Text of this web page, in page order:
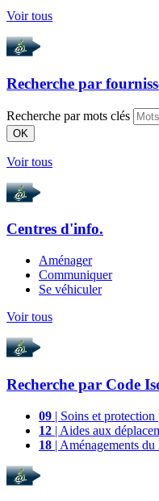
Voir tous
Recherche par
Recherche par mots clés
OK
Voir tous
Centres d'info.
Aménager
Communiquer
Se véhiculer
Voir tous
Recherche par Code
09 | Soins et protection
12 | Aides aux
18 | Aménagements du